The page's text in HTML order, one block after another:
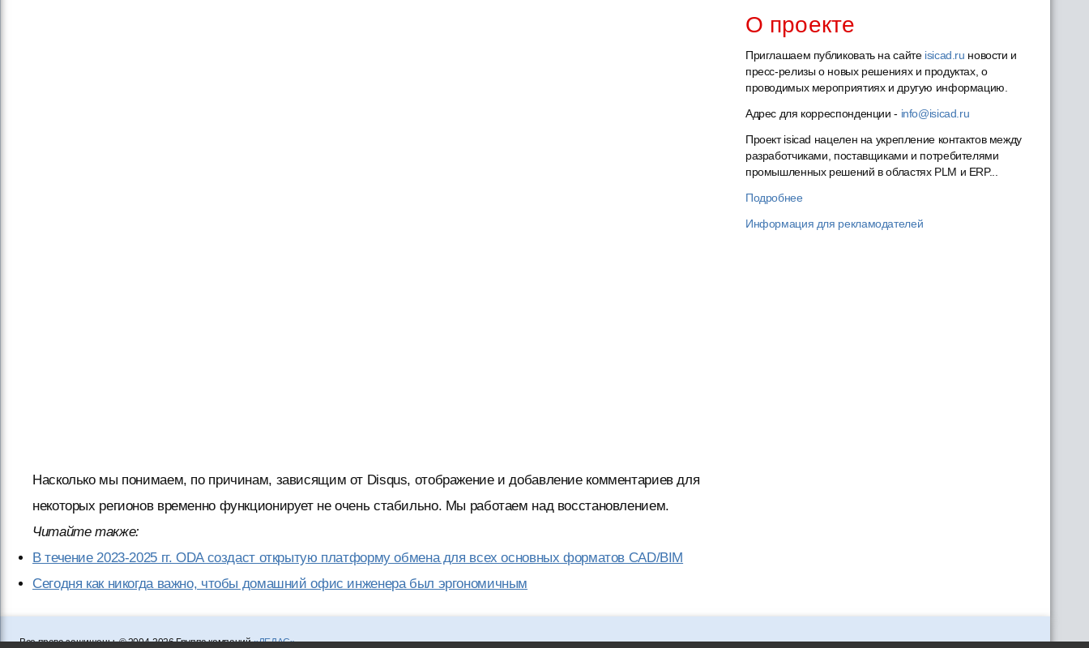
Насколько мы понимаем, по причинам, зависящим от Disqus, отображение и добавление комментариев для
некоторых регионов временно функционирует не очень стабильно. Мы работаем над восстановлением.
Читайте также:
В течение 2023-2025 гг. ODA создаст открытую платформу обмена для всех основных форматов CAD/BIM
Сегодня как никогда важно, чтобы домашний офис инженера был эргономичным
О проекте
Приглашаем публиковать на сайте isicad.ru новости и
пресс-релизы о новых решениях и продуктах, о
проводимых мероприятиях и другую информацию.
Адрес для корреспонденции - info@isicad.ru
Проект isicad нацелен на укрепление контактов между
разработчиками, поставщиками и потребителями
промышленных решений в областях PLM и ERP...
Подробнее
Информация для рекламодателей
Все права защищены. © 2004-2026 Группа компаний«ЛЕДАС»